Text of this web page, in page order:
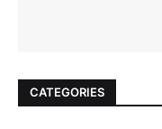
CATEGORIES